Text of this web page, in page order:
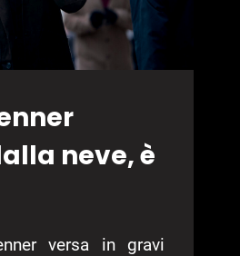
neve, è
versa in gravi